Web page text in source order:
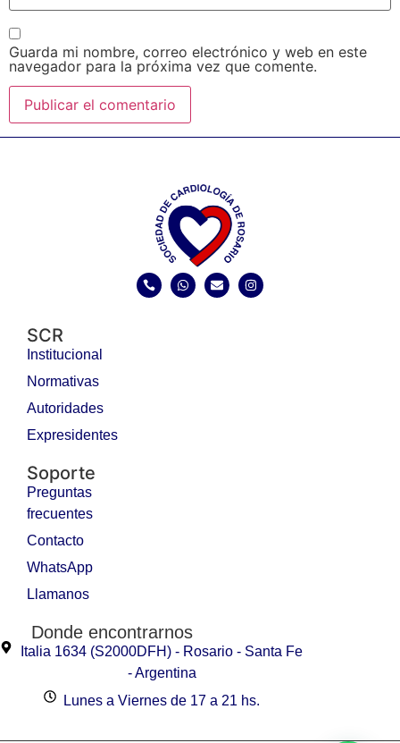
Guarda mi nombre, correo electrónico y web en este
navegador para la próxima vez que comente.
SCR
Institucional
Normativas
Autoridades
Expresidentes
Soporte
Preguntas
frecuentes
Contacto
WhatsApp
Llamanos
Donde encontrarnos
Italia 1634 (S2000DFH) - Rosario - Santa Fe
- Argentina
Lunes a Viernes de 17 a 21 hs.